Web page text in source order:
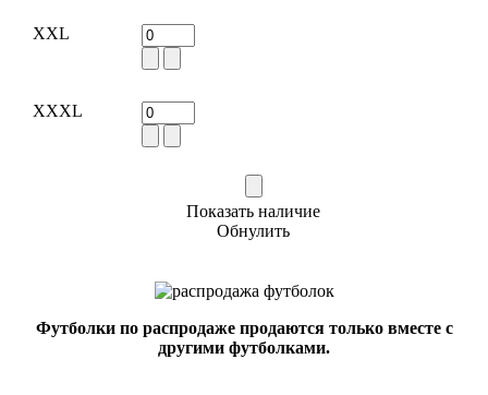
XXL
XXXL
Показать наличие
Обнулить
Футболки по распродаже продаются только вместе с
другими футболками.